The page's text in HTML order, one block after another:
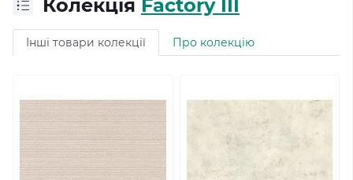
Колекція Factory III
Інші товари колекції Про колекцію